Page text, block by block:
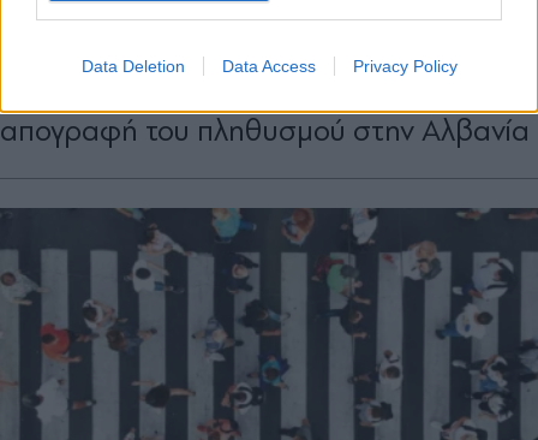
Data Deletion Data Access Privacy Policy
PARAPOLITIKA NEWSROOM
Βόρεια Μακεδονία: Ανακαλεί τον πρέσβη
απογραφή του πληθυσμού στην Αλβανία